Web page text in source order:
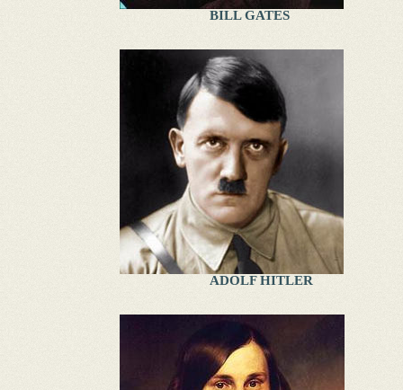
BILL GATES
ADOLF HITLER